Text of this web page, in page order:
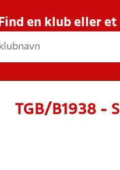
RESULTATER,
HOLD
Find en klub eller et
TGB/B1938 -